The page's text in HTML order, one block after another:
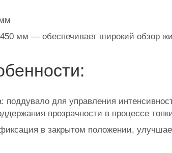
450 мм — обеспечивает широкий обзор
поддувало для управления
прозрачности в процессе
в закрытом положении,